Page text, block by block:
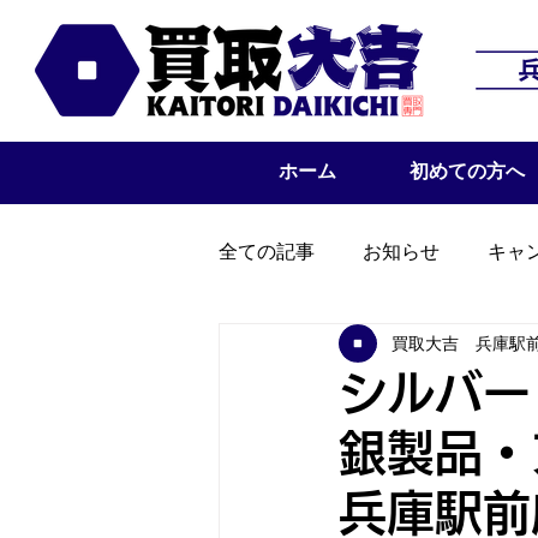
ホーム 初めての方へ
全ての記事 お知らせ キャ
シルバ
銀製品
兵庫駅
買取大吉 兵庫駅